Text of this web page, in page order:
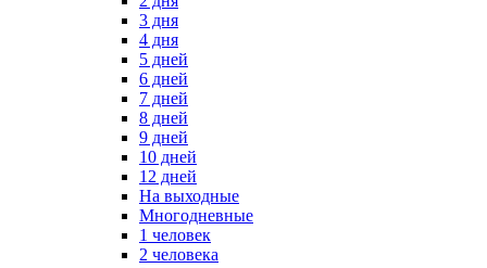
3 дня
4 дня
5 дней
6 дней
7 дней
8 дней
9 дней
10 дней
12 дней
На выходные
Многодневные
1 человек
2 человека